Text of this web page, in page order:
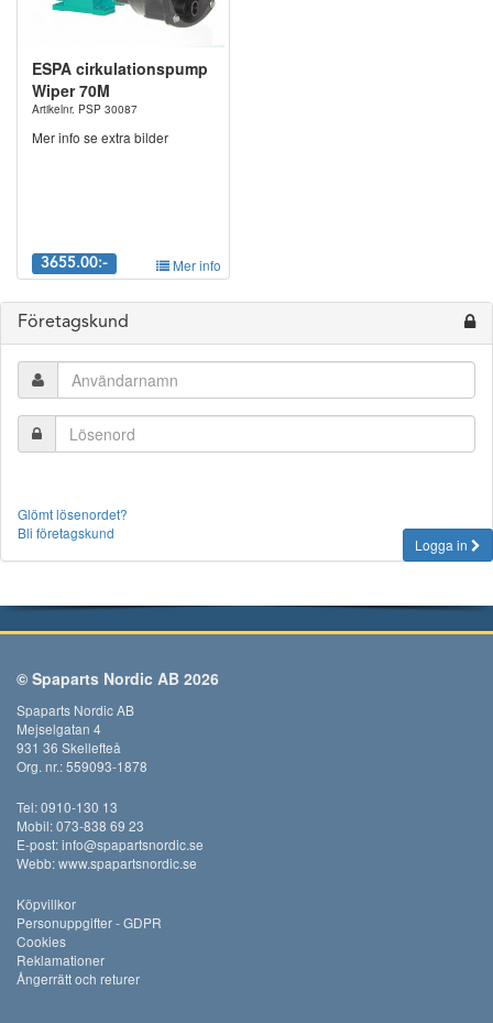
Har du frågor går det givetvis bra att kontakta vårt team. Bäst är
att du mailar din fråga för snabbare
återkoppling.info@spapartsnordic.se
OBS! Tänk på att fasta elinstallationer måste skötas av en behörig
ESPA cirkulationspump
Wiper 70M
Artikelnr. PSP 30087
Mer info se extra bilder
3655.00:- Mer info
Företagskund
Glömt lösenordet?
Bli företagskund
Logga in
© Spaparts Nordic AB 2026
Spaparts Nordic AB
Mejselgatan 4
931 36 Skellefteå
Org. nr.: 559093-1878
Tel: 0910-130 13
Mobil: 073-838 69 23
E-post:info@spapartsnordic.se
Webb:www.spapartsnordic.se
Köpvillkor
Personuppgifter - GDPR
Cookies
Reklamationer
Ångerrätt och returer